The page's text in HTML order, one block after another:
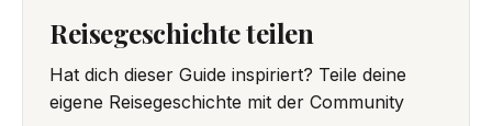
Reisegeschichte teilen
Hat dich dieser Guide inspiriert? Teile deine
eigene Reisegeschichte mit der Community